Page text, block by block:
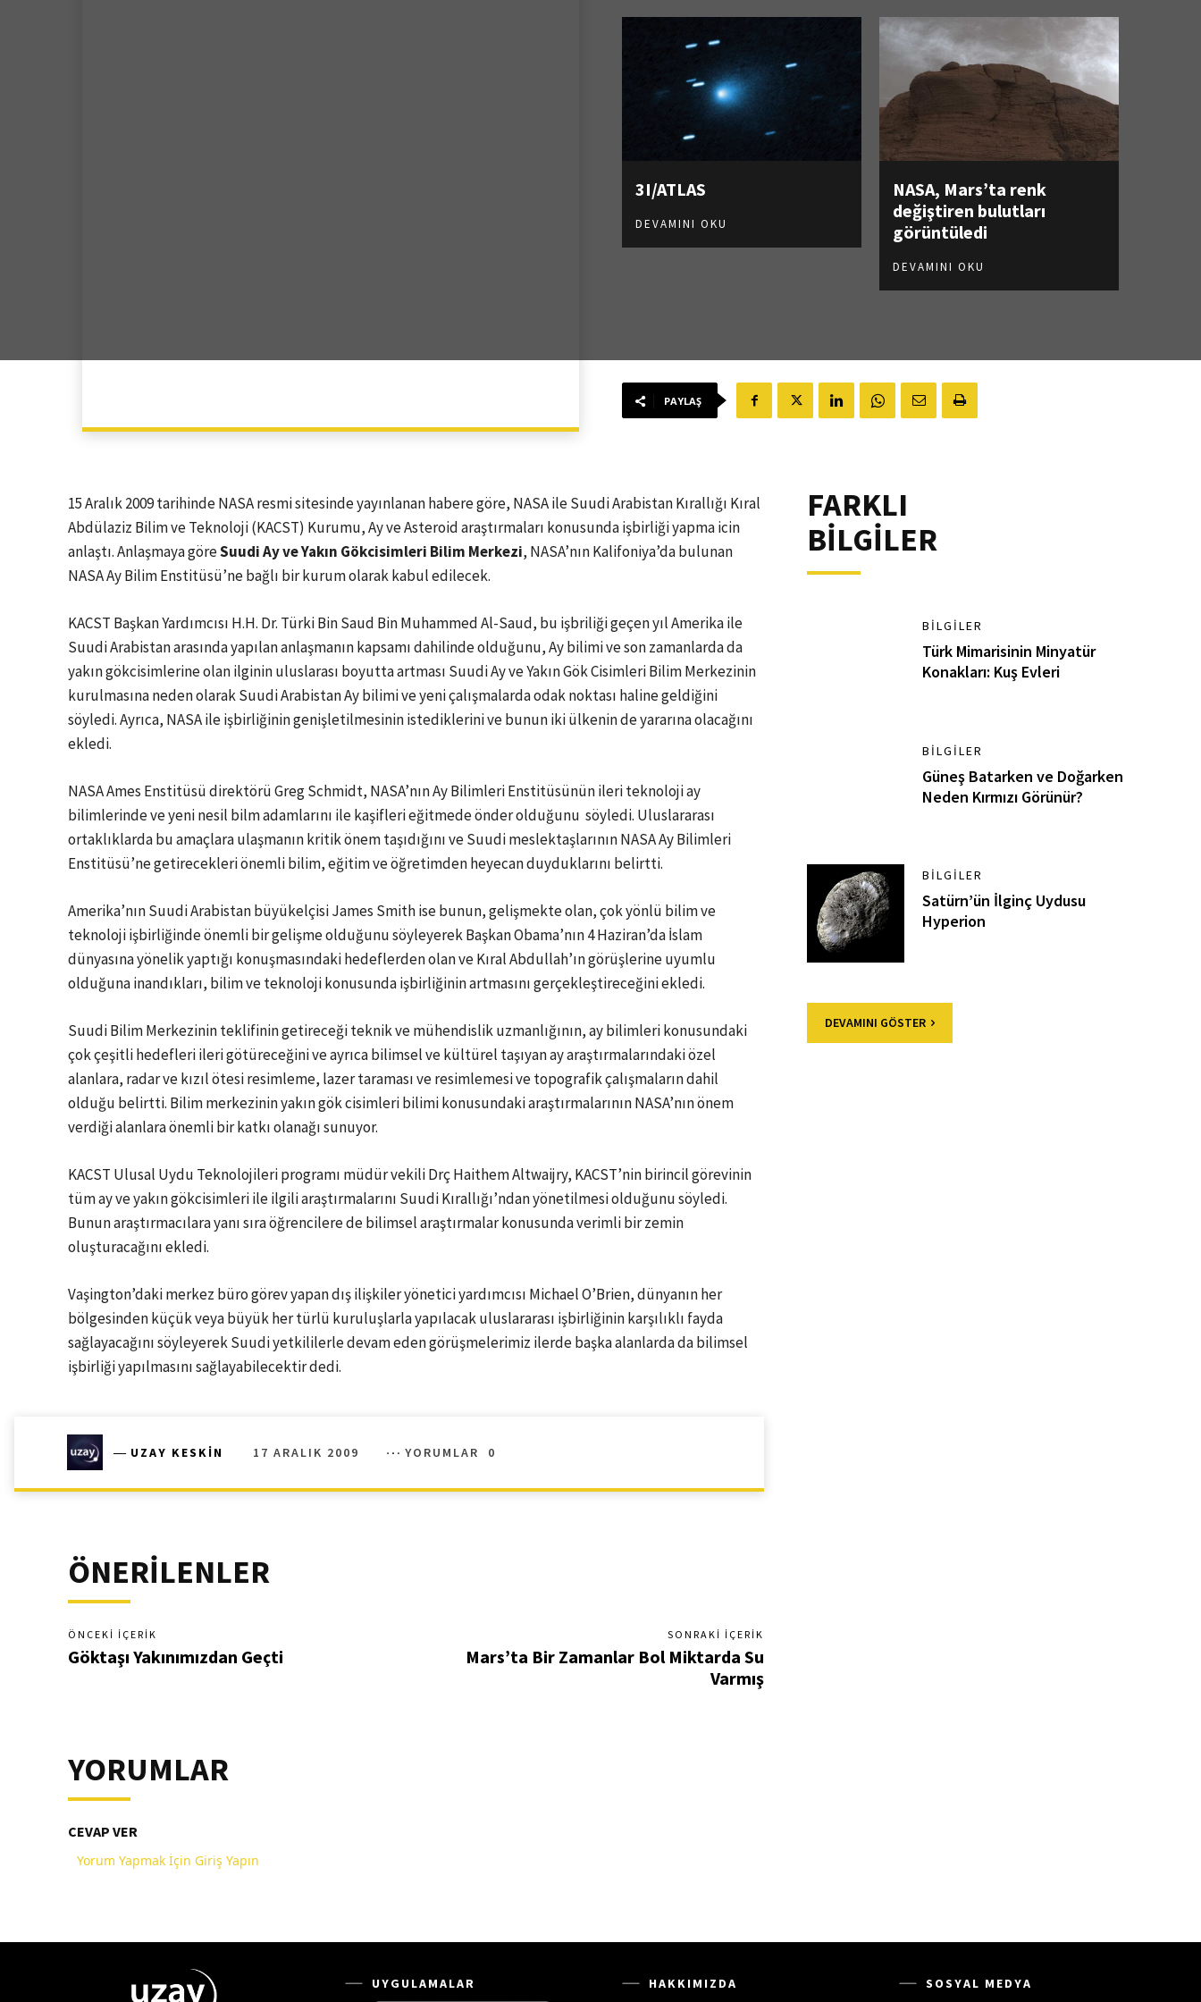
3I/ATLAS
DEVAMINI OKU
NASA, Mars’ta renk
değiştiren bulutları
görüntüledi
DEVAMINI OKU
PAYLAŞ
15 Aralık 2009 tarihinde NASA resmi sitesinde yayınlanan habere göre, NASA ile Suudi Arabistan Kırallığı Kıral
Abdülaziz Bilim ve Teknoloji (KACST) Kurumu, Ay ve Asteroid araştırmaları konusunda işbirliği yapma icin
anlaştı. Anlaşmaya göreSuudi Ay ve Yakın Gökcisimleri Bilim Merkezi, NASA’nın Kalifoniya’da bulunan
NASA Ay Bilim Enstitüsü’ne bağlı bir kurum olarak kabul edilecek.
KACST Başkan Yardımcısı H.H. Dr. Türki Bin Saud Bin Muhammed Al-Saud, bu işbriliği geçen yıl Amerika ile
Suudi Arabistan arasında yapılan anlaşmanın kapsamı dahilinde olduğunu, Ay bilimi ve son zamanlarda da
yakın gökcisimlerine olan ilginin uluslarası boyutta artması Suudi Ay ve Yakın Gök Cisimleri Bilim Merkezinin
kurulmasına neden olarak Suudi Arabistan Ay bilimi ve yeni çalışmalarda odak noktası haline geldiğini
söyledi. Ayrıca, NASA ile işbirliğinin genişletilmesinin istediklerini ve bunun iki ülkenin de yararına olacağını
ekledi.
NASA Ames Enstitüsü direktörü Greg Schmidt, NASA’nın Ay Bilimleri Enstitüsünün ileri teknoloji ay
bilimlerinde ve yeni nesil bilm adamlarını ile kaşifleri eğitmede önder olduğunu söyledi. Uluslararası
ortaklıklarda bu amaçlara ulaşmanın kritik önem taşıdığını ve Suudi meslektaşlarının NASA Ay Bilimleri
Enstitüsü’ne getirecekleri önemli bilim, eğitim ve öğretimden heyecan duyduklarını belirtti.
Amerika’nın Suudi Arabistan büyükelçisi James Smith ise bunun, gelişmekte olan, çok yönlü bilim ve
teknoloji işbirliğinde önemli bir gelişme olduğunu söyleyerek Başkan Obama’nın 4 Haziran’da İslam
dünyasına yönelik yaptığı konuşmasındaki hedeflerden olan ve Kıral Abdullah’ın görüşlerine uyumlu
olduğuna inandıkları, bilim ve teknoloji konusunda işbirliğinin artmasını gerçekleştireceğini ekledi.
Suudi Bilim Merkezinin teklifinin getireceği teknik ve mühendislik uzmanlığının, ay bilimleri konusundaki
çok çeşitli hedefleri ileri götüreceğini ve ayrıca bilimsel ve kültürel taşıyan ay araştırmalarındaki özel
alanlara, radar ve kızıl ötesi resimleme, lazer taraması ve resimlemesi ve topografik çalışmaların dahil
olduğu belirtti. Bilim merkezinin yakın gök cisimleri bilimi konusundaki araştırmalarının NASA’nın önem
verdiği alanlara önemli bir katkı olanağı sunuyor.
KACST Ulusal Uydu Teknolojileri programı müdür vekili Drç Haithem Altwaijry, KACST’nin birincil görevinin
tüm ay ve yakın gökcisimleri ile ilgili araştırmalarını Suudi Kırallığı’ndan yönetilmesi olduğunu söyledi.
Bunun araştırmacılara yanı sıra öğrencilere de bilimsel araştırmalar konusunda verimli bir zemin
oluşturacağını ekledi.
Vaşington’daki merkez büro görev yapan dış ilişkiler yönetici yardımcısı Michael O’Brien, dünyanın her
bölgesinden küçük veya büyük her türlü kuruluşlarla yapılacak uluslararası işbirliğinin karşılıklı fayda
sağlayacağını söyleyerek Suudi yetkililerle devam eden görüşmelerimiz ilerde başka alanlarda da bilimsel
işbirliği yapılmasını sağlayabilecektir dedi.
― UZAY KESKIN 17 ARALIK 2009 YORUMLAR 0
ÖNERİLENLER
ÖNCEKI İÇERIK
Göktaşı Yakınımızdan Geçti
SONRAKI İÇERIK
Mars’ta Bir Zamanlar Bol Miktarda Su
Varmış
YORUMLAR
CEVAP VER
Yorum Yapmak İçin Giriş Yapın
FARKLI
BİLGİLER
BILGILER
Türk Mimarisinin Minyatür
Konakları: Kuş Evleri
BILGILER
Güneş Batarken ve Doğarken
Neden Kırmızı Görünür?
BILGILER
Satürn’ün İlginç Uydusu
Hyperion
DEVAMINI GÖSTER
UYGULAMALAR HAKKIMIZDA SOSYAL MEDYA